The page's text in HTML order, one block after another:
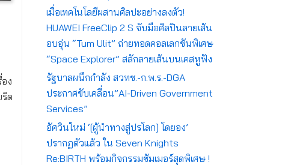
ง
ด
เมื่อเทคโนโลยีผสานศิลปะอย่างลงตัว!
HUAWEI FreeClip 2 S จับมือศิลปินลายเส้น
อบอุ่น “Tum Ulit” ถ่ายทอดคอลเลกชันพิเศษ
“Space Explorer” สลักลายเส้นบนเคสหูฟัง
รัฐบาลผนึกกำลัง สวทช.-ก.พ.ร.-DGA
ประกาศขับเคลื่อน”AI-Driven Government
Services”
อัศวินใหม่ ‘[ผู้นำทางสู่ปรโลก] โดยอง’
ปรากฏตัวแล้ว ใน Seven Knights
Re:BIRTH พร้อมกิจกรรมซัมเมอร์สุดพิเศษ !